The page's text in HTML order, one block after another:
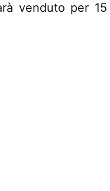
venduto per